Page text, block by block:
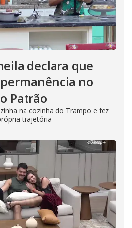
declara que
no
Patrão
na cozinha do Trampo e fez
trajetória